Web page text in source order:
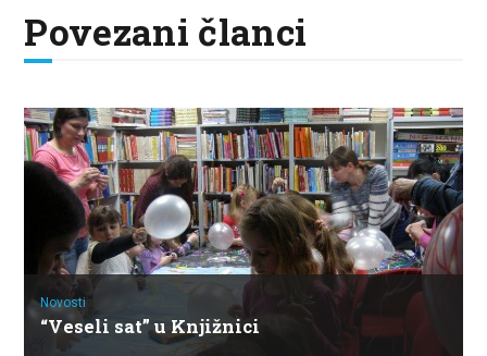
Povezani članci
Novosti
“Veseli sat” u Knjižnici